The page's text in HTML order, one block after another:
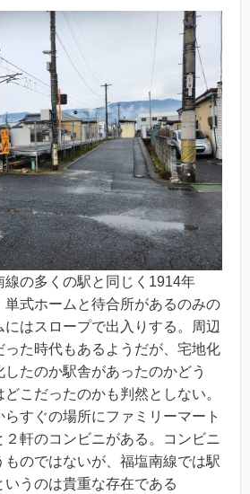
線の多くの駅と同じく1914年
単式ホームと待合所があるのみの
はスロープで出入りする。周辺
った時代もあるようだが、宅地化
たのか駅舎があったのかどう
こだったのかも判然としない。
すぐの場所にファミリーマート
２軒のコンビニがある。コンビニ
ものではないが、福塩南線では駅
うのは貴重な存在である